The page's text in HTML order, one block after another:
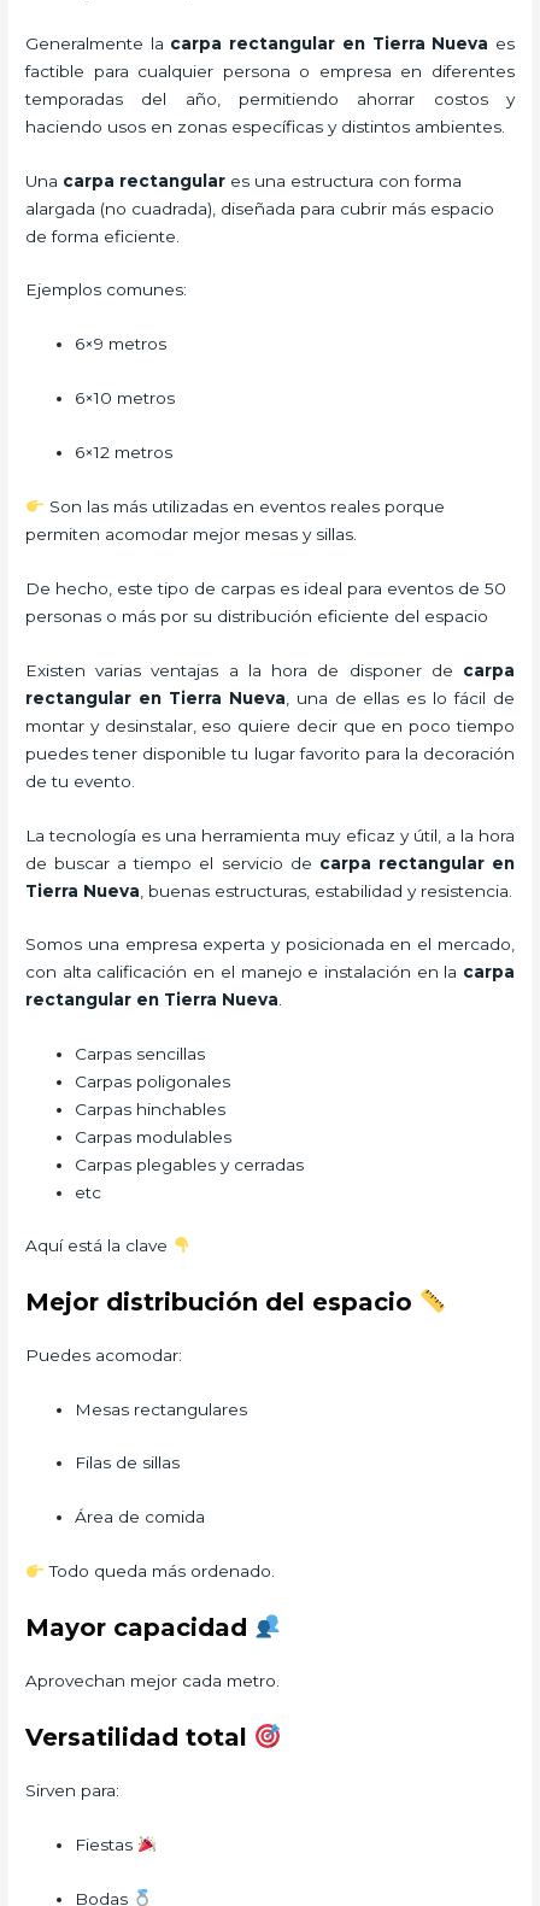
Generalmente la carpa rectangular en Tierra Nueva es
factible para cualquier persona o empresa en diferentes
temporadas del año, permitiendo ahorrar costos y
haciendo usos en zonas específicas y distintos ambientes.
Una carpa rectangular es una estructura con forma
alargada (no cuadrada), diseñada para cubrir más espacio
de forma eficiente.
Ejemplos comunes:
6×9 metros
6×10 metros
6×12 metros
Son las más utilizadas en eventos reales porque
permiten acomodar mejor mesas y sillas.
De hecho, este tipo de carpas es ideal para eventos de 50
personas o más por su distribución eficiente del espacio
Existen varias ventajas a la hora de disponer de carpa
rectangular en Tierra Nueva , una de ellas es lo fácil de
montar y desinstalar, eso quiere decir que en poco tiempo
puedes tener disponible tu lugar favorito para la decoración
de tu evento.
La tecnología es una herramienta muy eficaz y útil, a la hora
de buscar a tiempo el servicio de carpa rectangularen
Tierra Nueva , buenas estructuras, estabilidad y resistencia.
Somos una empresa experta y posicionada en el mercado,
con alta calificación en el manejo e instalación en la carpa
rectangular en Tierra Nueva.
Carpas sencillas
Carpas poligonales
Carpas hinchables
Carpas modulables
Carpas plegables y cerradas
etc
Aquí está la clave
Mejor distribución del espacio
Puedes acomodar:
Mesas rectangulares
Filas de sillas
Área de comida
Todo queda más ordenado.
Mayor capacidad
Aprovechan mejor cada metro.
Versatilidad total
Sirven para:
Fiestas
Bodas